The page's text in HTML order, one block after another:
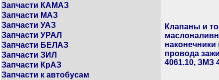
Запчасти КАМАЗ
Запчасти МАЗ
Запчасти УАЗ
Запчасти УРАЛ
Запчасти БЕЛАЗ
Запчасти ЗИЛ
Запчасти КрАЗ
Запчасти к автобусам
Клапаны и
провода
4061.10, ЗМЗ